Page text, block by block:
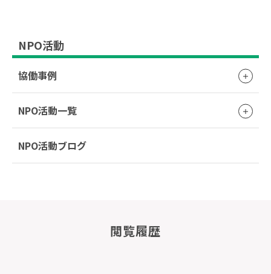
NPO活動
協働事例
NPO活動一覧
NPO活動ブログ
閲覧履歴